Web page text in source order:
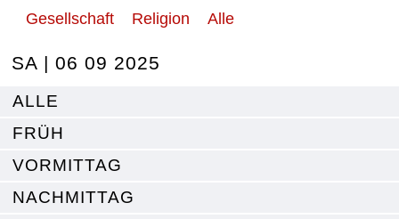
Gesellschaft
Religion Alle
SA | 06 09 2025
ALLE
FRÜH
VORMITTAG
NACHMITTAG